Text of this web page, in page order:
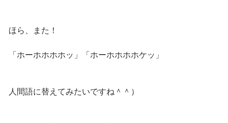
ほら、また！
「ホーホホホホッ」「ホーホホホホケッ」
人間語に替えてみたいですね＾＾）